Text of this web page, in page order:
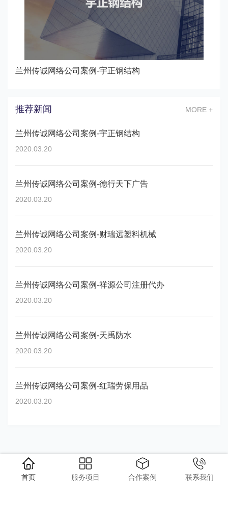
兰州传诚网络公司案例-宇正钢结构
推荐新闻 MORE +
兰州传诚网络公司案例-宇正钢结构
2020.03.20
兰州传诚网络公司案例-德行天下广告
2020.03.20
兰州传诚网络公司案例-财瑞远塑料机械
2020.03.20
兰州传诚网络公司案例-祥源公司注册代办
2020.03.20
兰州传诚网络公司案例-天禹防水
2020.03.20
兰州传诚网络公司案例-红瑞劳保用品
2020.03.20
首页 服务项目 合作案例 联系我们